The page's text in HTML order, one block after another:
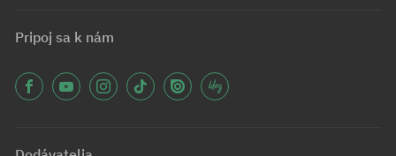
Pripoj sa k nám